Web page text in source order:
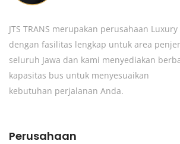
JTS TRANS merupakan perusahaan
dengan fasilitas lengkap untuk area
seluruh Jawa dan kami menyediakan
kapasitas bus untuk menyesuaikan
kebutuhan perjalanan Anda.
Perusahaan